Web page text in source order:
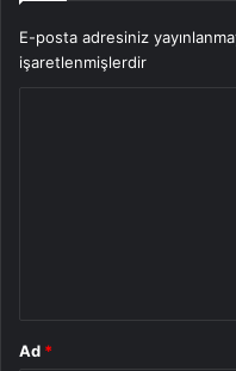
E-posta adresiniz
işaretlenmişlerdir
Ad *